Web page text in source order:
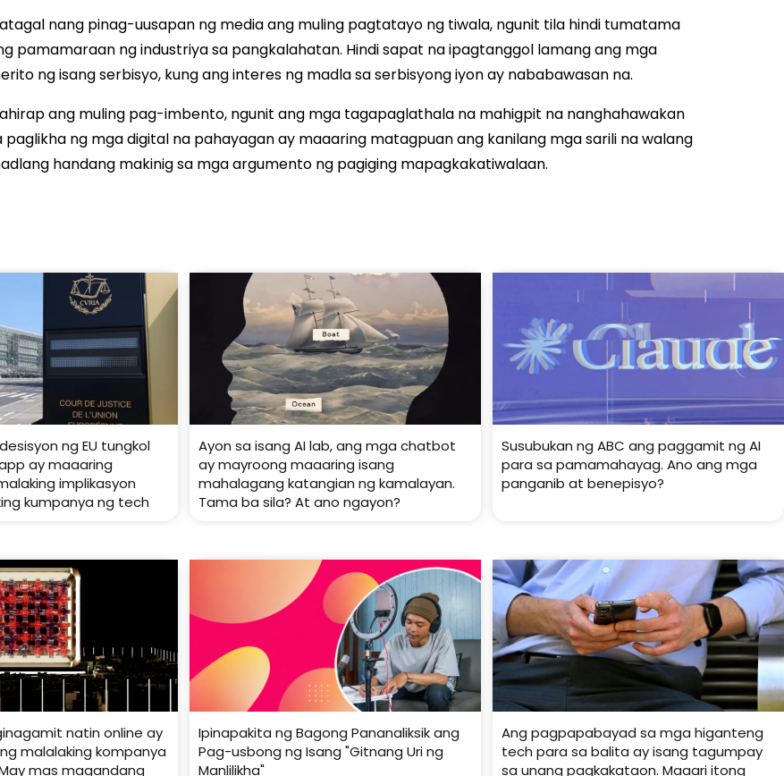
nang pinag-uusapan ng media ang muling pagtatayo ng tiwala, ngunit tila hindi tumatama
pamamaraan ng industriya sa pangkalahatan. Hindi sapat na ipagtanggol lamang ang mga
ng isang serbisyo, kung ang interes ng madla sa serbisyong iyon ay nababawasan na.
ang muling pag-imbento, ngunit ang mga tagapaglathala na mahigpit na nanghahawakan
paglikha ng mga digital na pahayagan ay maaaring matagpuan ang kanilang mga sarili na walang
handang makinig sa mga argumento ng pagiging mapagkakatiwalaan.
ng EU tungkol
ay maaaring
implikasyon
kumpanya ng tech
Ayon sa isang AI lab, ang mga chatbot
ay mayroong maaaring isang
mahalagang katangian ng kamalayan.
Tama ba sila? At ano ngayon?
Susubukan ng ABC ang paggamit ng AI
para sa pamamahayag. Ano ang mga
panganib at benepisyo?
natin online ay
malalaking kompanya
mas magandang
Ipinapakita ng Bagong Pananaliksik ang
Pag-usbong ng Isang "Gitnang Uri ng
Manlilikha"
Ang pagpapabayad sa mga higanteng
tech para sa balita ay isang tagumpay
sa unang pagkakataon. Maaari itong